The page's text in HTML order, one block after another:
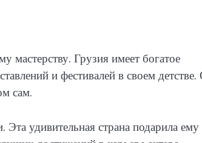
мастерству. Грузия имеет богатое
и фестивалей в своем
сам.
удивительная страна подарила ему